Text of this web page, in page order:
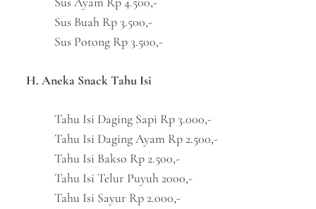
Sus Buah Rp 3.500,-
Sus Potong Rp 3.500,-
H. Aneka Snack Tahu Isi
Tahu Isi Daging Sapi Rp 3.000,-
Tahu Isi Daging Ayam Rp 2.500,-
Tahu Isi Bakso Rp 2.500,-
Tahu Isi Telur Puyuh 2000,-
Tahu Isi Sayur Rp 2.000,-